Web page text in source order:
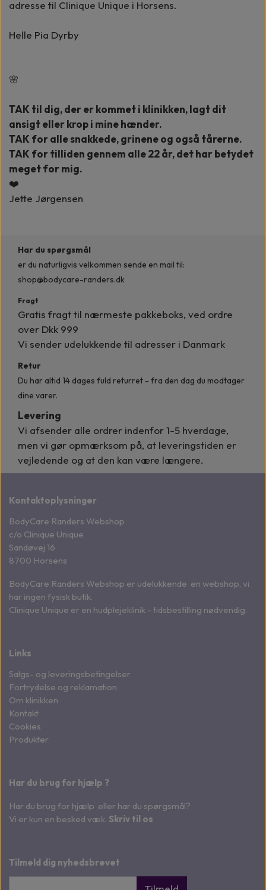
adresse til Clinique Unique i Horsens.
Helle Pia Dyrby
🌸
TAK til dig, der er kommet i klinikken, lagt dit
ansigt eller krop i mine hænder.
TAK for alle snakkede, grinene og også tårerne.
TAK for tilliden gennem alle 22 år, det har betydet
meget for mig.
❤️
Jette Jørgensen
Har du spørgsmål
er du naturligvis velkommen sende en mail til:
shop@bodycare-randers.dk
Fragt
Gratis fragt til nærmeste pakkeboks, ved ordre
over Dkk 999
Vi sender udelukkende til adresser i Danmark
Retur
Du har altid 14 dages fuld returret - fra den dag du modtager
dine varer.
Levering
Vi afsender alle ordrer indenfor1-5 hverdage,
men vi gør opmærksom på, at leveringstiden er
vejledende og at den kan være længere.
Kontaktoplysninger
BodyCare Randers Webshop
c/o Clinique Unique
Sandøvej 16
8700 Horsens
BodyCare Randers Webshop er udelukkende en webshop, vi
har ingen fysisk butik.
Clinique Unique er en hudplejeklinik - tidsbestilling nødvendig.
Links
Salgs- og leveringsbetingelser
Fortrydelse og reklamation
Om klinikken
Kontakt
Cookies
Produkter
Har du brug for hjælp ?
Har du brug for hjælp eller har du spørgsmål?
Vi er kun en besked væk. Skriv til os
Tilmeld dig nyhedsbrevet